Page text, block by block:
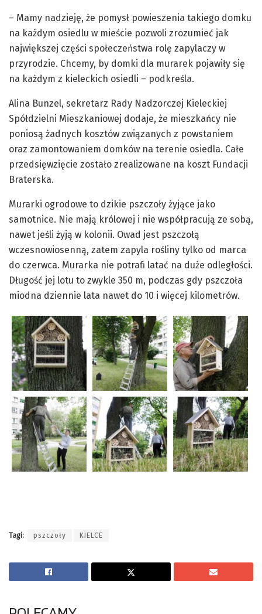
– Mamy nadzieję, że pomysł powieszenia takiego domku
na każdym osiedlu w mieście pozwoli zrozumieć jak
największej części społeczeństwa rolę zapylaczy w
przyrodzie. Chcemy, by domki dla murarek pojawiły się
na każdym z kieleckich osiedli – podkreśla.
Alina Bunzel, sekretarz Rady Nadzorczej Kieleckiej
Spółdzielni Mieszkaniowej dodaje, że mieszkańcy nie
poniosą żadnych kosztów związanych z powstaniem
oraz zamontowaniem domków na terenie osiedla. Całe
przedsięwzięcie zostało zrealizowane na koszt Fundacji
Braterska.
Murarki ogrodowe to dzikie pszczoły żyjące jako
samotnice. Nie mają królowej i nie współpracują ze sobą,
nawet jeśli żyją w kolonii. Owad jest pszczołą
wczesnowiosenną, zatem zapyla rośliny tylko od marca
do czerwca. Murarka nie potrafi latać na duże odległości.
Długość jej lotu to zwykle 350 m, podczas gdy pszczoła
miodna dziennie lata nawet do 10 i więcej kilometrów.
Tagi: pszczoły KIELCE